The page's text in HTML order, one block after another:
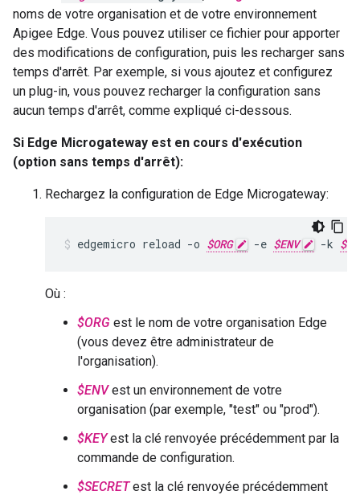
noms de votre organisation et de votre environnement
Apigee Edge. Vous pouvez utiliser ce fichier pour apporter
des modifications de configuration, puis les recharger sans
temps d'arrêt. Par exemple, si vous ajoutez et configurez
un plug-in, vous pouvez recharger la configuration sans
aucun temps d'arrêt, comme expliqué ci-dessous.
Si Edge Microgateway est en cours d'exécution
(option sans temps d'arrêt):
Rechargez la configuration de Edge Microgateway:
edgemicro reload -o $ORG -e $ENV -k
Où :
$ORG est le nom de votre organisation Edge
(vous devez être administrateur de
l'organisation).
$ENVest un environnement de votre
organisation (par exemple, "test" ou "prod").
$KEYest la clé renvoyée précédemment par la
commande de configuration.
$SECRETest la clé renvoyée précédemment